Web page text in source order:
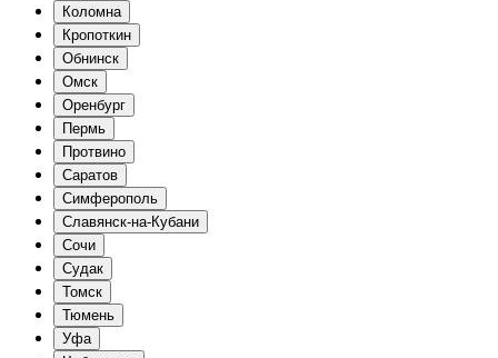
Коломна
Кропоткин
Обнинск
Омск
Оренбург
Пермь
Протвино
Саратов
Симферополь
Славянск-на-Кубани
Сочи
Судак
Томск
Тюмень
Уфа